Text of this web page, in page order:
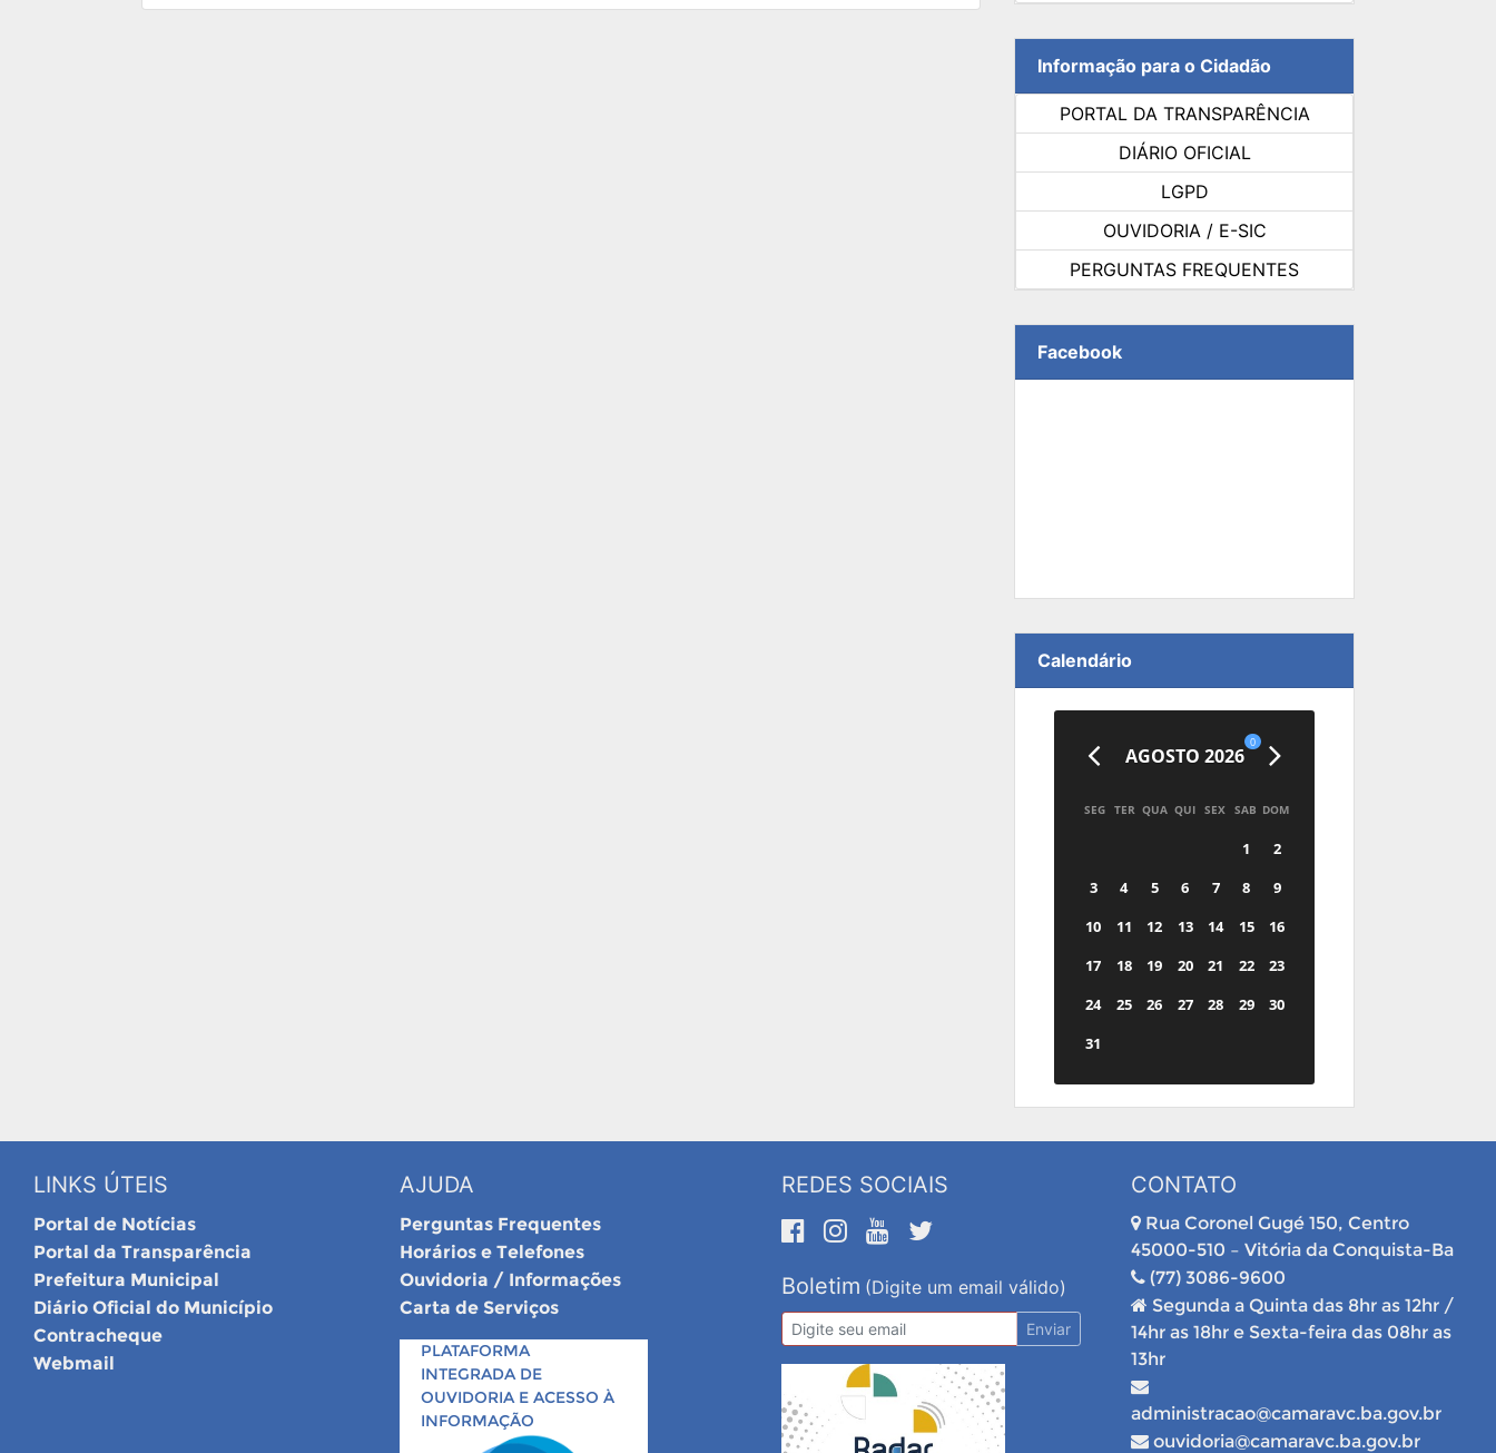
Informação para o Cidadão
PORTAL DA TRANSPARÊNCIA
DIÁRIO OFICIAL
LGPD
OUVIDORIA / E-SIC
PERGUNTAS FREQUENTES
Facebook
Calendário
AGOSTO 2026
0
SEG TER QUA QUI SEX SAB DOM
1
2
3
4 5 6 7 8
9
10
11 12 13 14 15
16
17
18 19 20 21 22
23
24
25 26 27 28 29
30
31
LINKS ÚTEIS
Portal de Notícias
Portal da Transparência
Prefeitura Municipal
Diário Oficial do Município
Contracheque
Webmail
AJUDA
Perguntas Frequentes
Horários e Telefones
Ouvidoria / Informações
Carta de Serviços
PLATAFORMA
INTEGRADA DE
OUVIDORIA E ACESSO À
INFORMAÇÃO
REDES SOCIAIS
Boletim (Digite um email válido)
Enviar
CONTATO
Rua Coronel Gugé 150, Centro
45000-510 – Vitória da Conquista-Ba
(77) 3086-9600
Segunda a Quinta das 8hr as 12hr /
14hr as 18hr e Sexta-feira das 08hr as
13hr
administracao@camaravc.ba.gov.br
ouvidoria@camaravc.ba.gov.br